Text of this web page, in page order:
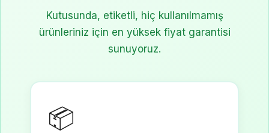
Kutusunda, etiketli, hiç kullanılmamış
ürünleriniz için en yüksek fiyat garantisi
sunuyoruz.
📦